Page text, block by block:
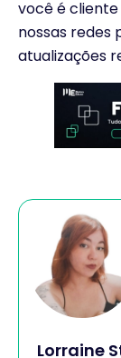
você é cliente
nossas redes
atualizações
Lorraine